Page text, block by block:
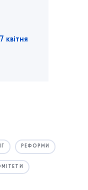
квітня
РЕФОРМИ